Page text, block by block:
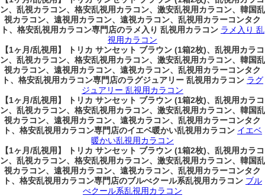
ン、乱視カラコン、格安乱視用カラコン、激安乱視用カラコン、韓国乱
視カラコン、遠視用カラコン、遠視カラコン、乱視用カラーコンタク
ト、格安乱視用カラコン専門店のラメ入り 乱視用カラコン ラメ入り 乱
視用カラコン
【1ヶ月/乱視用】 トリカ サンセット ブラウン (1箱2枚)、乱視用カラコ
ン、乱視カラコン、格安乱視用カラコン、激安乱視用カラコン、韓国乱
視カラコン、遠視用カラコン、遠視カラコン、乱視用カラーコンタク
ト、格安乱視用カラコン専門店のラグジュアリー 乱視用カラコン ラグ
ジュアリー 乱視用カラコン
【1ヶ月/乱視用】 トリカ サンセット ブラウン (1箱2枚)、乱視用カラコ
ン、乱視カラコン、格安乱視用カラコン、激安乱視用カラコン、韓国乱
視カラコン、遠視用カラコン、遠視カラコン、乱視用カラーコンタク
ト、格安乱視用カラコン専門店のイエベ暖かい乱視用カラコン イエベ
暖かい乱視用カラコン
【1ヶ月/乱視用】 トリカ サンセット ブラウン (1箱2枚)、乱視用カラコ
ン、乱視カラコン、格安乱視用カラコン、激安乱視用カラコン、韓国乱
視カラコン、遠視用カラコン、遠視カラコン、乱視用カラーコンタク
ト、格安乱視用カラコン専門店のブルべクール系乱視用カラコン ブル
べクール系乱視用カラコン